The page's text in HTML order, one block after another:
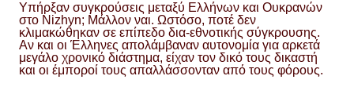
Υπήρξαν συγκρούσεις μεταξύ Ελλήνων και Ουκρανών
στο Nizhyn; Μάλλον ναι. Ωστόσο, ποτέ δεν
κλιμακώθηκαν σε επίπεδο δια-εθνοτικής σύγκρουσης.
Αν και οι Έλληνες απολάμβαναν αυτονομία για αρκετά
μεγάλο χρονικό διάστημα, είχαν τον δικό τους δικαστή
και οι έμποροί τους απαλλάσσονταν από τους φόρους.